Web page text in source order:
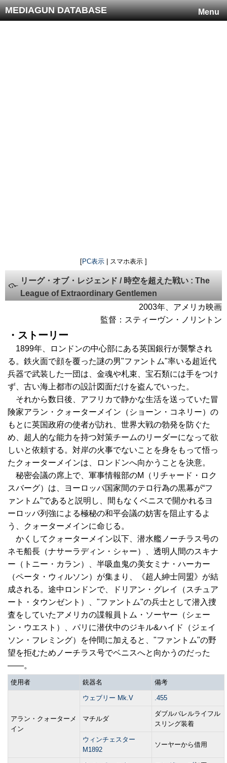
Menu
MEDIAGUN DATABASE
[PC表示 | スマホ表示 ]
リーグ・オブ・レジェンド / 時空を超えた戦い : The
League of Extraordinary Gentlemen
2003年、アメリカ映画
監督：スティーヴン・ノリントン
・ストーリー
1899年、ロンドンの中心部にある英国銀行が襲撃され
る。鉄火面で顔を覆った謎の男"ファントム"率いる超近代
兵器で武装した一団は、金魂や札束、宝石類には手をつけ
ず、古い海上都市の設計図面だけを盗んでいった。
それから数日後、アフリカで静かな生活を送っていた冒
険家アラン・クォーターメイン（ショーン・コネリー）の
もとに英国政府の使者が訪れ、世界大戦の勃発を防ぐた
め、超人的な能力を持つ対策チームのリーダーになって欲
しいと依頼する。対岸の火事でないことを身をもって悟っ
たクォーターメインは、ロンドンへ向かうことを決意。
秘密会議の席上で、軍事情報部のM（リチャード・ロク
スバーグ）は、ヨーロッパ国家間のテロ行為の黒幕が“フ
ァントム”であると説明し、間もなくベニスで開かれるヨ
ーロッパ列強による極秘の和平会議の妨害を阻止するよ
う、クォーターメインに命じる。
かくしてクォーターメイン以下、潜水艦ノーチラス号の
ネモ船長（ナサーラディン・シャー）、透明人間のスキナ
ー（トニー・カラン）、半吸血鬼の美女ミナ・ハーカー
（ペータ・ウィルソン）が集まり、《超人紳士同盟》が結
成される。途中ロンドンで、ドリアン・グレイ（スチュア
ート・タウンゼント）、"ファントム"の兵士として潜入捜
査をしていたアメリカの諜報員トム・ソーヤー（シェー
ン・ウエスト）、パリに潜伏中のジキル&ハイド（ジェイ
ソン・フレミング）を仲間に加えると、"ファントム"の野
望を拒むためノーチラス号でベニスへと向かうのだった
――。
使用者 銃器名 備考
アラン・クォーターメ
イン
ウェブリー Mk.V .455
マチルダ
ダブルバレルライフル
スリング装着
ウィンチェスター
M1892
ソーヤーから借用